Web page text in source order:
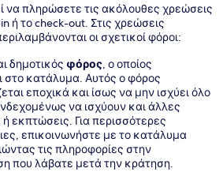
να πληρώσετε τις ακόλουθες χρεώσεις
ή το check-out. Στις χρεώσεις
οι σχετικοί φόροι:
δημοτικός φόρος, ο οποίος
στο κατάλυμα. Αυτός ο φόρος
εποχικά και ίσως να μην ισχύει όλο
να ισχύουν και άλλες
ή εκπτώσεις. Για περισσότερες
επικοινωνήστε με το κατάλυμα
τις πληροφορίες στην
που λάβατε μετά την κράτηση.